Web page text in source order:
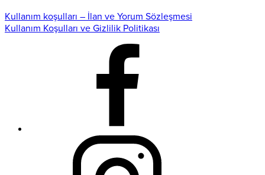
Kullanım koşulları – İlan ve Yorum Sözleşmesi
Kullanım Koşulları ve Gizlilik Politikası